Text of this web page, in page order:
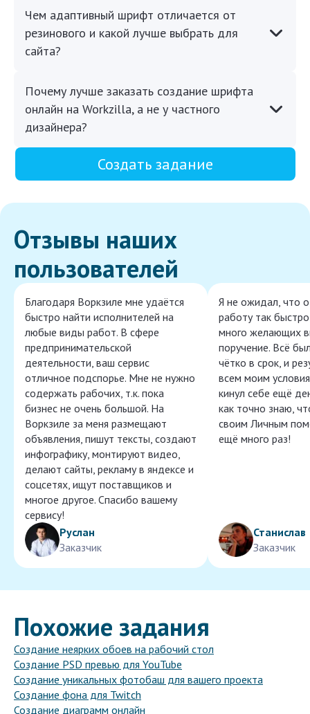
Чем адаптивный шрифт отличается от
резинового и какой лучше выбрать для
сайта?
Почему лучше заказать создание шрифта
онлайн на Workzilla, а не у частного
дизайнера?
Создать задание
Отзывы наших
пользователей
Благодаря Воркзиле мне удаётся
быстро найти исполнителей на
любые виды работ. В сфере
предпринимательской
деятельности, ваш сервис
отличное подспорье. Мне не нужно
содержать рабочих, т.к. пока
бизнес не очень большой. На
Воркзиле за меня размещают
объявления, пишут тексты, создают
инфографику, монтируют видео,
делают сайты, рекламу в яндексе и
соцсетях, ищут поставщиков и
многое другое. Спасибо вашему
сервису!
Руслан
Заказчик
Я не ожидал, что
работу так
много желающих
поручение. Всё
чётко в срок, и
всем моим
кинул себе ещё
как точно знаю,
своим Личным
ещё много раз!
Станислав
Заказчик
Похожие задания
Создание неярких обоев на рабочий стол
Создание PSD превью для YouTube
Создание уникальных фотобаш для вашего проекта
Создание фона для Twitch
Создание диаграмм онлайн